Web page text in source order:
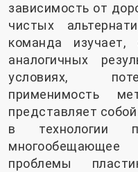
зависимость от
чистых
команда
аналогичных
условиях,
применимость
представляет
в технологии
проблемы